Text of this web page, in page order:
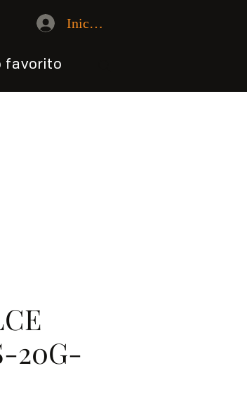
Iniciar sesión
favorito
20G-